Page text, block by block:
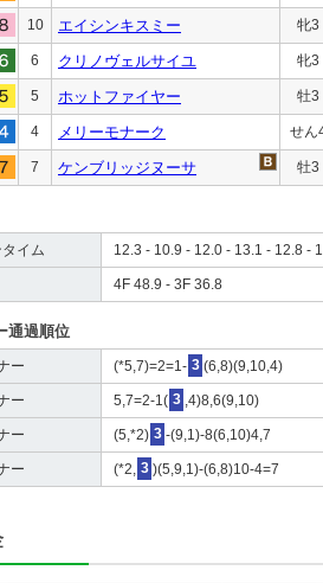
10 エイシンキスミー 牝3
6 クリノヴェルサイユ 牝3
5 ホットファイヤー 牡3
4 メリーモナーク せん
7 ケンブリッジヌーサ 牡3
イム 12.3 - 10.9 - 12.0 - 13.1 - 12.8 -
4F 48.9 - 3F 36.8
通過順位
ー (*5,7)=2=1- 3 (6,8)(9,10,4)
ー 5,7=2-1( 3 ,4)8,6(9,10)
ー (5,*2) 3 -(9,1)-8(6,10)4,7
ー (*2, 3 )(5,9,1)-(6,8)10-4=7